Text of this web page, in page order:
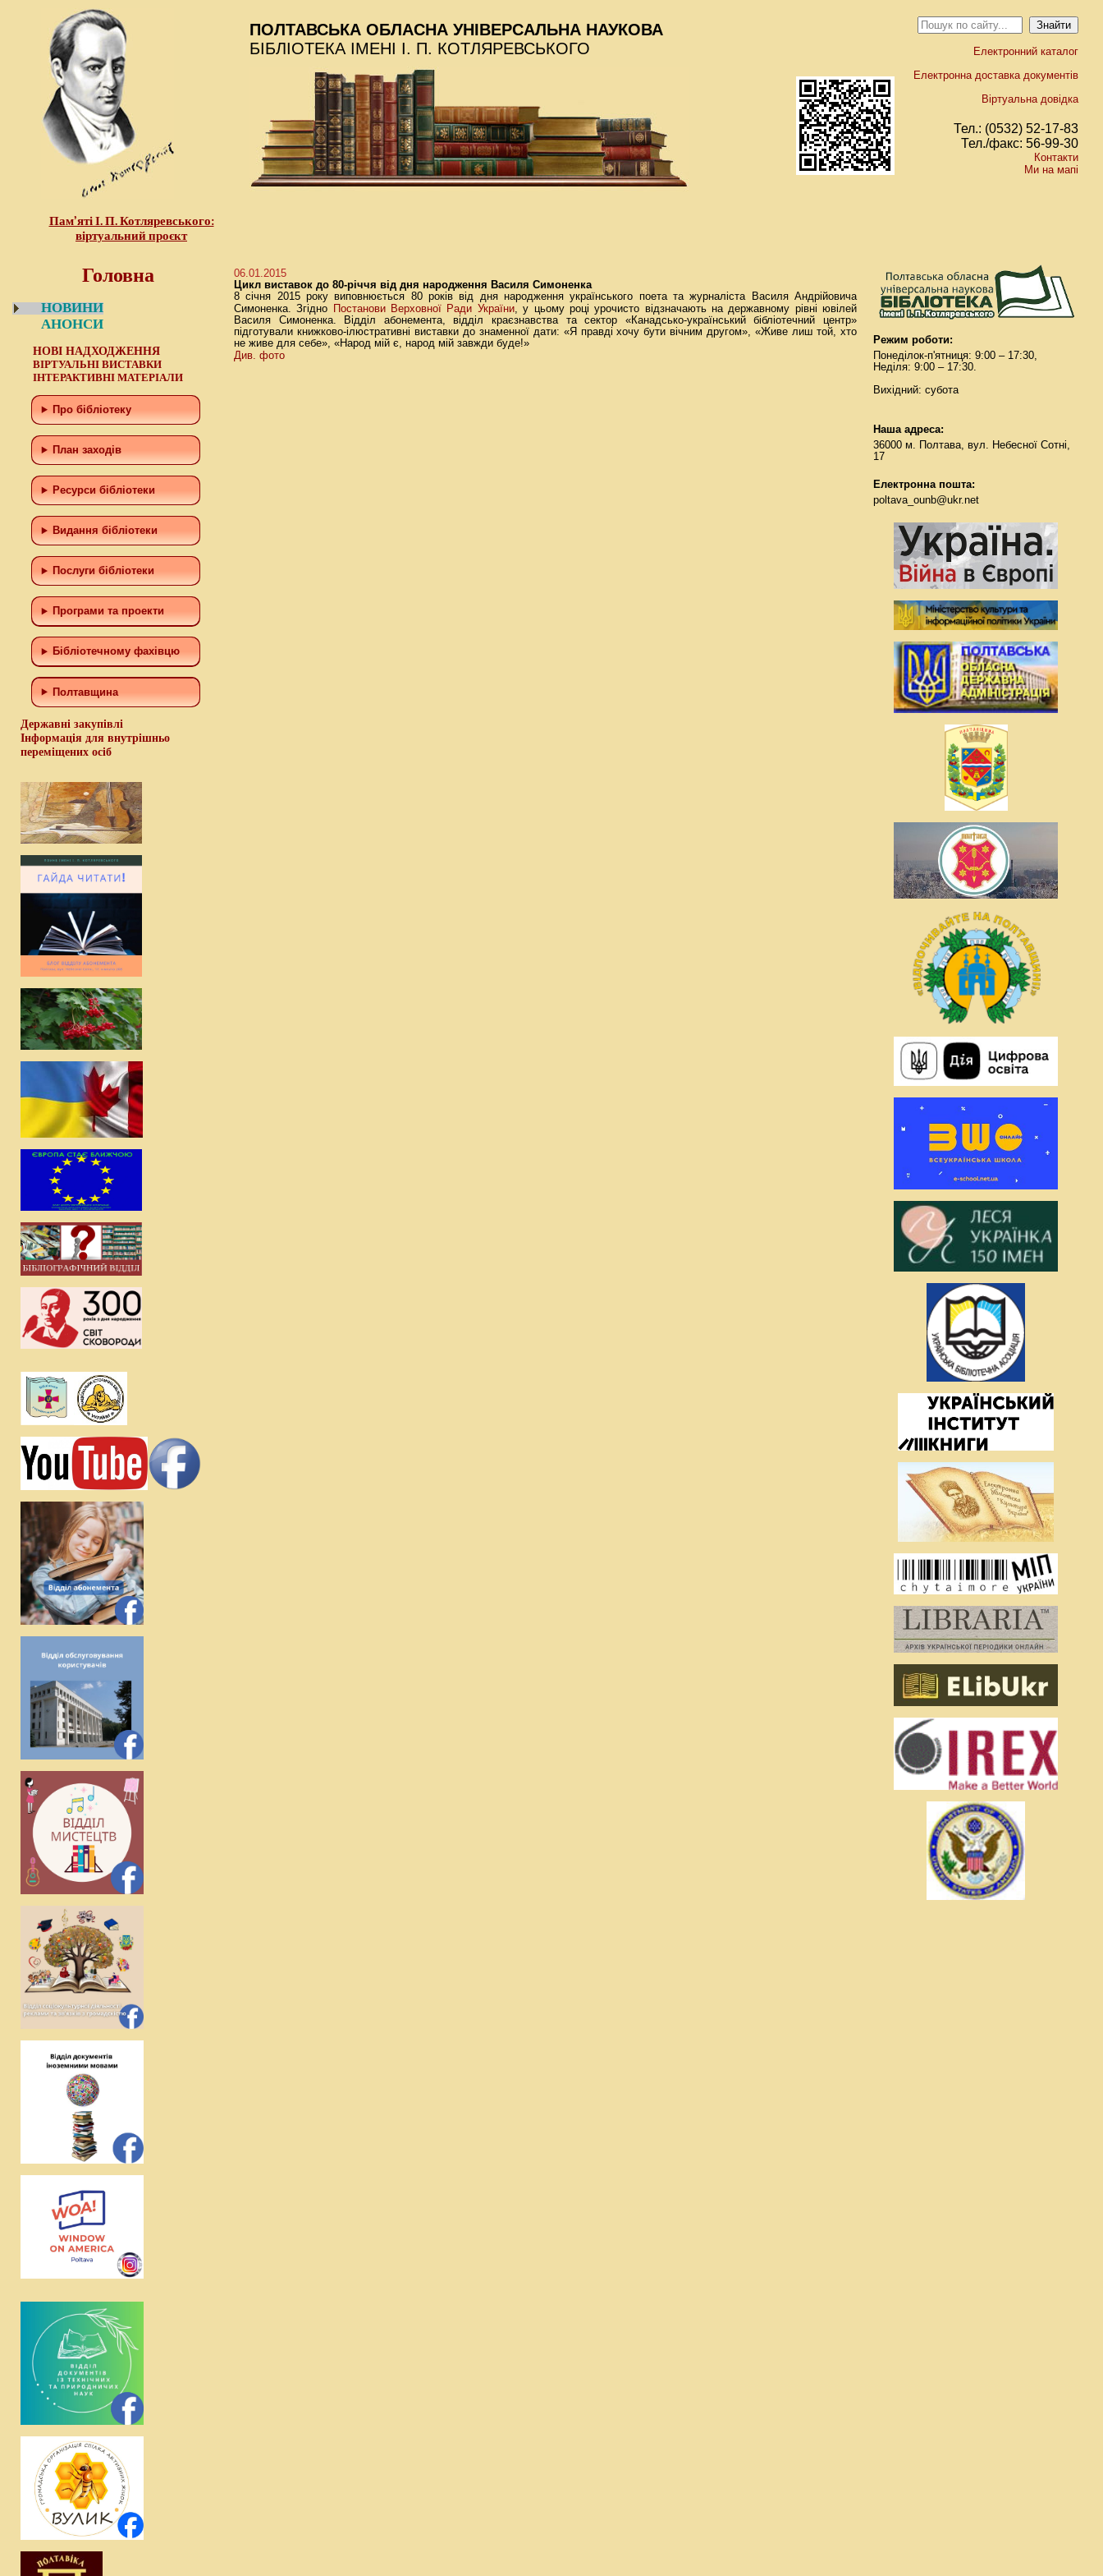
Пам’яті І. П. Котляревського:
віртуальний проєкт
ПОЛТАВСЬКА ОБЛАСНА УНІВЕРСАЛЬНА НАУКОВА
БІБЛІОТЕКА ІМЕНІ І. П. КОТЛЯРЕВСЬКОГО
Електронний каталог
Електронна доставка документів
Віртуальна довідка
Тел.: (0532) 52-17-83
Тел./факс: 56-99-30
Контакти
Ми на мапі
Головна
НОВИНИ
АНОНСИ
НОВІ НАДХОДЖЕННЯ
ВІРТУАЛЬНІ ВИСТАВКИ
ІНТЕРАКТИВНІ МАТЕРІАЛИ
Про бібліотеку
План заходів
Ресурси бібліотеки
Видання бібліотеки
Послуги бібліотеки
Програми та проекти
Бiблiотечному фахiвцю
Полтавщина
Державні закупівлі
Інформація для внутрішньо
переміщених осіб
06.01.2015
Цикл виставок до 80-річчя від дня народження Василя Симоненка
8 січня 2015 року виповнюється 80 років від дня народження українського поета та журналіста Василя Андрійовича
Симоненка. Згідно
Постанови Верховної Ради України, у цьому році урочисто відзначають на державному рівні ювілей
Василя Симоненка. Відділ абонемента, відділ краєзнавства та сектор «Канадсько-український бібліотечний центр»
підготували книжково-ілюстративні виставки до знаменної дати: «Я правді хочу бути вічним другом», «Живе лиш той, хто
не живе для себе», «Народ мій є, народ мій завжди буде!»
Див. фото
Режим роботи:
Понеділок-п'ятниця: 9:00 – 17:30,
Неділя: 9:00 – 17:30.
Вихідний: субота
Наша адреса:
36000 м. Полтава, вул. Небесної Сотні,
17
Електронна пошта:
poltava_ounb@ukr.net